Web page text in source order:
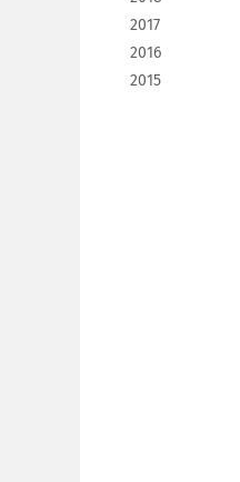
2017
2016
2015